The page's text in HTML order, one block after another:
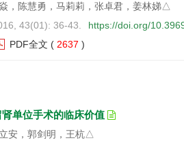
，陈慧勇，马莉莉，张卓君，姜林娣△
43(01): 36-43.
https://doi.org/
PDF全文 ( 2637 )
单位手术的临床价值
安，郭剑明，王杭△